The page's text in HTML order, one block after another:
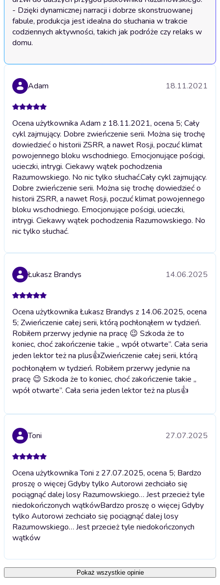
- Dzięki dynamicznej narracji i dobrze skonstruowanej
fabule, produkcja jest idealna do słuchania w trakcie
codziennych aktywności, takich jak podróże czy relaks w
domu.
Adam 18.11.2021
Ocena użytkownika Adam z 18.11.2021, ocena 5; Cały
cykl zajmujący. Dobre zwieńczenie serii. Można się trochę
dowiedzieć o historii ZSRR, a nawet Rosji, poczuć klimat
powojennego bloku wschodniego. Emocjonujące pościgi,
ucieczki, intrygi. Ciekawy wątek pochodzenia
Razumowskiego. No nic tylko słuchać.Cały cykl zajmujący.
Dobre zwieńczenie serii. Można się trochę dowiedzieć o
historii ZSRR, a nawet Rosji, poczuć klimat powojennego
bloku wschodniego. Emocjonujące pościgi, ucieczki,
intrygi. Ciekawy wątek pochodzenia Razumowskiego. No
nic tylko słuchać.
Łukasz Brandys 14.06.2025
Ocena użytkownika Łukasz Brandys z 14.06.2025, ocena
5; Zwieńczenie całej serii, którą pochłonąłem w tydzień.
Robiłem przerwy jedynie na pracę 😉 Szkoda że to
koniec, choć zakończenie takie „ wpół otwarte”. Cała seria
jeden lektor też na plus👍Zwieńczenie całej serii, którą
pochłonąłem w tydzień. Robiłem przerwy jedynie na
pracę 😉 Szkoda że to koniec, choć zakończenie takie „
wpół otwarte”. Cała seria jeden lektor też na plus👍
Toni 27.07.2025
Ocena użytkownika Toni z 27.07.2025, ocena 5; Bardzo
proszę o więcej Gdyby tylko Autorowi zechciało się
pociągnąć dalej losy Razumowskiego… Jest przecież tyle
niedokończonych wątkówBardzo proszę o więcej Gdyby
tylko Autorowi zechciało się pociągnąć dalej losy
Razumowskiego… Jest przecież tyle niedokończonych
wątków
Pokaż wszystkie opinie